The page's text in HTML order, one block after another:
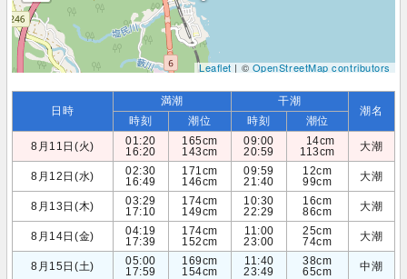
Leaflet| ©OpenStreetMap contributors
日時
満潮 干潮
潮名
時刻 潮位 時刻
潮位
8月11日(火)
01:20
16:20
165cm
143cm
09:00
20:59
14cm
113cm
大潮
8月12日(水)
02:30
16:49
171cm
146cm
09:59
21:40
12cm
99cm
大潮
8月13日(木)
03:29
17:10
174cm
149cm
10:30
22:29
16cm
86cm
大潮
8月14日(金)
04:19
17:39
174cm
152cm
11:00
23:00
25cm
74cm
大潮
8月15日(土)
05:00
17:59
169cm
154cm
11:40
23:49
38cm
65cm
中潮